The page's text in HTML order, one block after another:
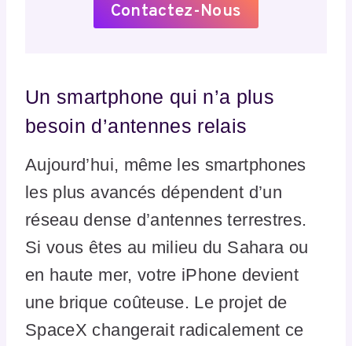
Contactez-Nous
Un smartphone qui n’a plus
besoin d’antennes relais
Aujourd’hui, même les smartphones
les plus avancés dépendent d’un
réseau dense d’antennes terrestres.
Si vous êtes au milieu du Sahara ou
en haute mer, votre iPhone devient
une brique coûteuse. Le projet de
SpaceX changerait radicalement ce